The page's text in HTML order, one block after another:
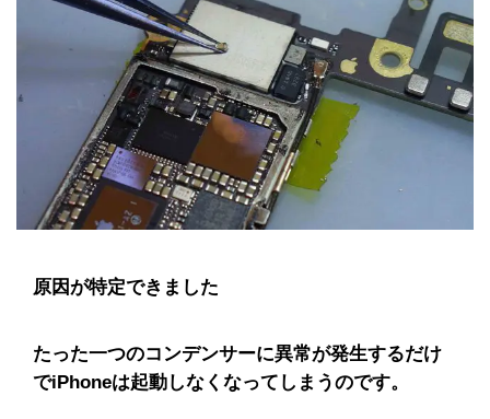
原因が特定できました
たった一つのコンデンサーに異常が発生するだけ
でiPhoneは起動しなくなってしまうのです。